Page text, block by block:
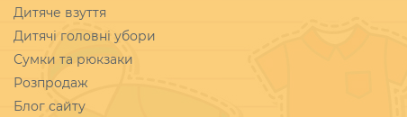
Категорії
Дитячий одяг для дівчаток
Дитячий одяг для хлопчиків
Дитяче взуття
Дитячі головні убори